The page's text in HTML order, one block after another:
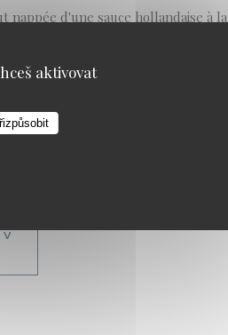
aktivovat
d'une sauce hollandaise à la
chef, passé par des maisons
au raisin, et un Paris-Brest noisetté
V